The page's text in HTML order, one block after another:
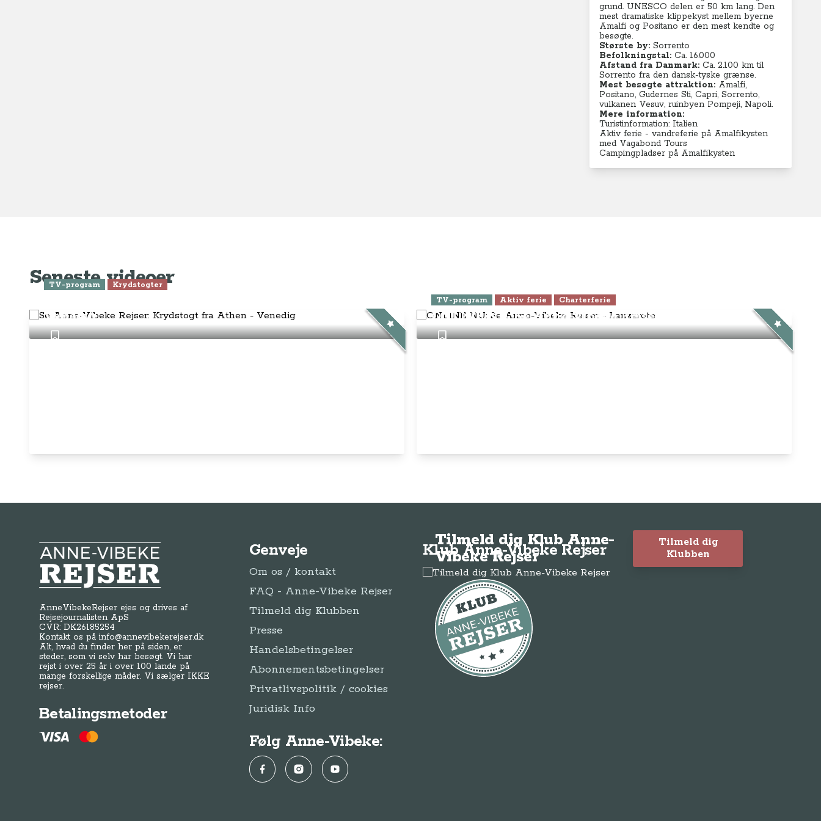
grund. UNESCO delen er 50 km lang. Den
mest dramatiske klippekyst mellem byerne
Amalfi og Positano er den mest kendte og
besøgte.
Største by: Sorrento
Befolkningstal:Ca. 16.000
Afstand fra Danmark:Ca. 2.100 km til
Sorrento fra den dansk-tyske grænse.
Mest besøgte attraktion: Amalfi,
Positano, Gudernes Sti, Capri, Sorrento,
vulkanen Vesuv, ruinbyen Pompeji, Napoli.
Mere information:
Turistinformation: Italien
Aktiv ferie - vandreferie på Amalfikysten
med Vagabond Tours
Campingpladser på Amalfikysten
Seneste videoer
TV-program Krydstogter
Venedig
TV-program Aktiv ferie Charterferie
ONLINE NU: Se Anne-Vibeke Rejser - Lanzarote
Anne-Vibeke Rejser
AnneVibekeRejser ejes og drives af
Rejsejournalisten ApS
CVR: DK26185254
Kontakt os påinfo@annevibekerejser.dk
Alt, hvad du finder her på siden, er
steder, som vi selv har besøgt. Vi har
rejst i over 25 år i over 100 lande på
mange forskellige måder. Vi sælger IKKE
rejser.
Betalingsmetoder
Genveje
Om os / kontakt
FAQ - Anne-Vibeke Rejser
Tilmeld dig Klubben
Presse
Handelsbetingelser
Abonnementsbetingelser
Privatlivspolitik / cookies
Juridisk Info
Følg Anne-Vibeke:
FacebookInstagramYouTube
Klub Anne-Vibeke Rejser
Tilmeld dig Klub Anne-
Vibeke Rejser
Tilmeld dig
Klubben